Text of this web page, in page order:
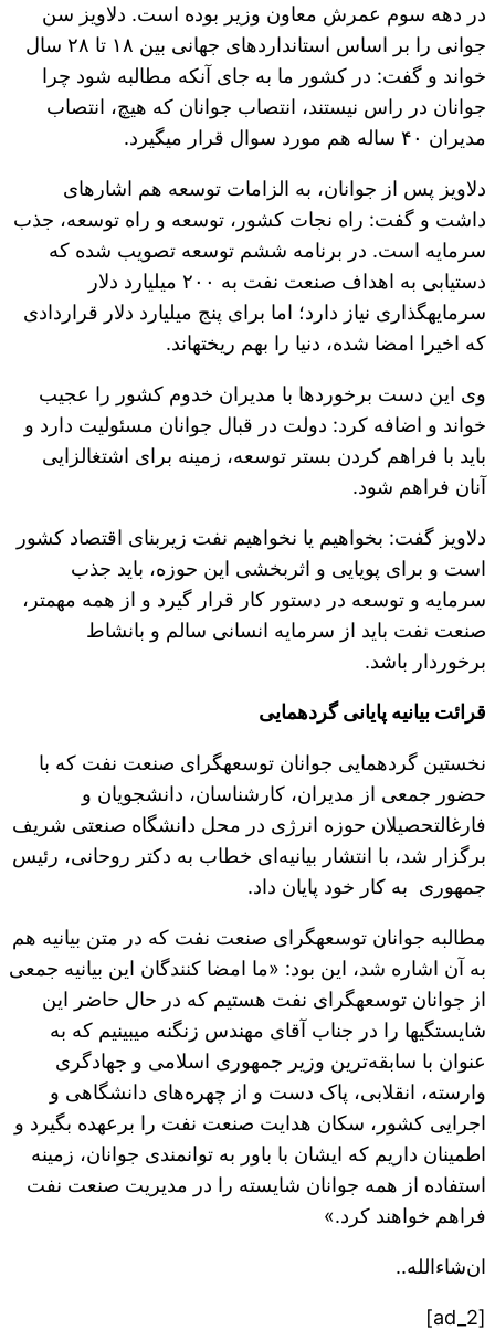
در دهه سوم عمرش معاون وزیر بوده است. دلاویز سن
جوانی را بر اساس استانداردهای جهانی بین ۱۸ تا ۲۸ سال
خواند و گفت: در کشور ما به جای آنکه مطالبه شود چرا
جوانان در راس نیستند، انتصاب جوانان که هیچ، انتصاب
مدیران ۴۰ ساله هم مورد سوال قرار می‎گیرد.
دلاویز پس از جوانان، به الزامات توسعه هم اشاره‎‏ای
داشت و گفت: راه نجات کشور، توسعه و راه توسعه، جذب
سرمایه است. در برنامه ششم توسعه تصویب شده که
دستیابی به اهداف صنعت نفت به ۲۰۰ میلیارد دلار
سرمایه‎گذاری نیاز دارد؛ اما برای پنج میلیارد دلار قراردادی
که اخیرا امضا شده، دنیا را بهم ریخته‎‏اند.
وی این دست برخوردها با مدیران خدوم کشور را عجیب
خواند و اضافه کرد: دولت در قبال جوانان مسئولیت دارد و
باید با فراهم کردن بستر توسعه، زمینه برای اشتغالزایی
آنان فراهم شود.
دلاویز گفت: بخواهیم یا نخواهیم نفت زیربنای اقتصاد کشور
است و برای پویایی و اثربخشی این حوزه، باید جذب
سرمایه و توسعه در دستور کار قرار گیرد و از همه مهمتر،
صنعت نفت باید از سرمایه انسانی سالم و بانشاط
برخوردار باشد.
قرائت بیانیه پایانی گردهمایی
نخستین گردهمایی جوانان توسعه‎گرای صنعت نفت که با
حضور جمعی از مدیران، کارشناسان، دانشجویان و
فارغ‎التحصیلان حوزه انرژی در محل دانشگاه صنعتی شریف
برگزار شد، با انتشار بیانیه‌ای خطاب به دکتر روحانی، رئیس
جمهوری به کار خود پایان داد.
مطالبه جوانان توسعه‎گرای صنعت نفت که در متن بیانیه هم
به آن اشاره شد، این بود: «ما امضا کنندگان این بیانیه جمعی
از جوانان توسعه‎گرای نفت هستیم که در حال حاضر این
شایستگی‎ها را در جناب آقای مهندس زنگنه می‎بینیم که به
عنوان با سابقه‌ترین وزیر جمهوری اسلامی و جهادگری
وارسته، انقلابی، پاک دست و از چهره‌های دانشگاهی و
اجرایی کشور، سکان هدایت صنعت نفت را برعهده بگیرد و
اطمینان داریم که ایشان با باور به توانمندی جوانان، زمینه
استفاده از همه جوانان شایسته را در مدیریت صنعت نفت
فراهم خواهند کرد.»
ان‌شاءالله..
[ad_2]